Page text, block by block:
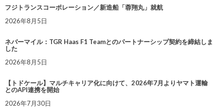
フジトランスコーポレーション／新造船「蓉翔丸」就航
2026年8月5日
ネバーマイル：TGR Haas F1 Teamとのパートナーシップ契約を締結しま
した
2026年8月5日
【トドケール】マルチキャリア化に向けて、2026年7月よりヤマト運輸
とのAPI連携を開始
2026年7月30日